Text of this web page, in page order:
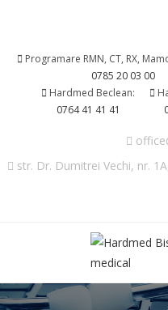
Programare RMN, CT, RX,
0785 20 03 00
Hardmed Beclean:
0764 41 41 41
str. Dr. Dumitrei Vechi, nr.